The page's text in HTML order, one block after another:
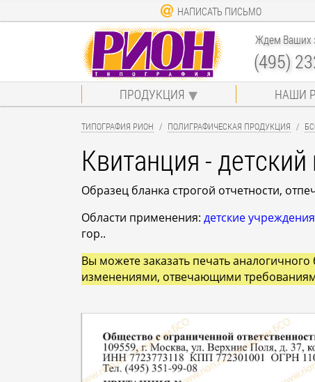
НАПИСАТЬ ПИСЬМО
Ждем Ваших
(495)
ПРОДУКЦИЯ НАШИ
ТИПОГРАФИЯ РИОН ПОЛИГРАФИЧЕСКАЯ ПРОДУКЦИЯ
Квитанция - детский
Образец бланка строгой отчетности,
Области применения: детские учреждения
гор..
Вы можете заказать печать аналогичного
изменениями, отвечающими